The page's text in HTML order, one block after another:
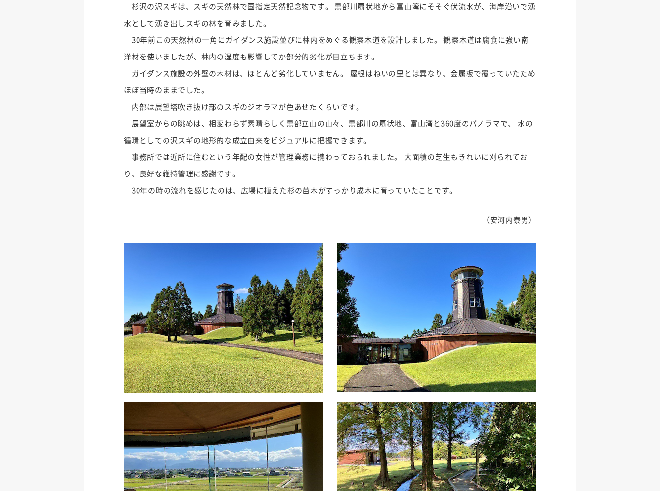
杉沢の沢スギは、スギの天然林で国指定天然記念物です。 黒部川扇状地から富山湾にそそぐ伏流水が、海岸沿いで湧
水として湧き出しスギの林を育みました。
30年前この天然林の一角にガイダンス施設並びに林内をめぐる観察木道を設計しました。 観察木道は腐食に強い南
洋材を使いましたが、林内の湿度も影響してか部分的劣化が目立ちます。
ガイダンス施設の外壁の木材は、ほとんど劣化していません。 屋根はねいの里とは異なり、金属板で覆っていたため
ほぼ当時のままでした。
内部は展望塔吹き抜け部のスギのジオラマが色あせたくらいです。
展望室からの眺めは、相変わらず素晴らしく黒部立山の山々、黒部川の扇状地、富山湾と360度のパノラマで、 水の
循環としての沢スギの地形的な成立由来をビジュアルに把握できます。
事務所では近所に住むという年配の女性が管理業務に携わっておられました。 大面積の芝生もきれいに刈られてお
り、良好な維持管理に感謝です。
30年の時の流れを感じたのは、広場に植えた杉の苗木がすっかり成木に育っていたことです。
（安河内泰男）